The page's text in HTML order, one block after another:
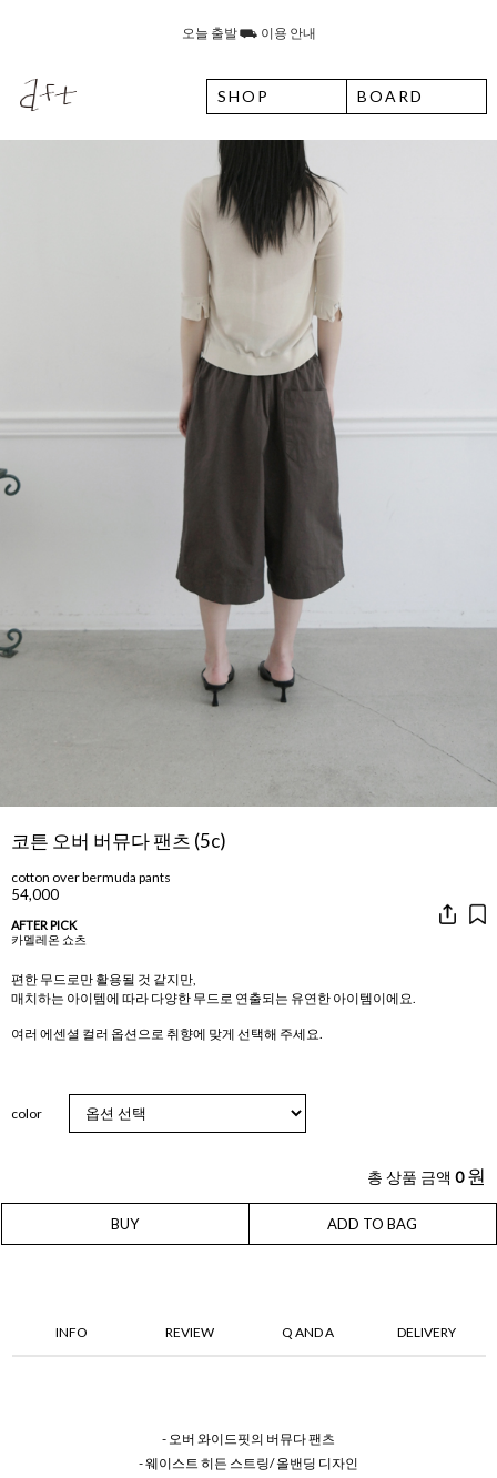
SHOP BOARD
코튼 오버 버뮤다 팬츠 (5c)
cotton over bermuda pants
54,000
AFTER PICK
카멜레온 쇼츠
편한 무드로만 활용될 것 같지만,
매치하는 아이템에 따라 다양한 무드로 연출되는 유연한 아이템이에요.
여러 에센셜 컬러 옵션으로 취향에 맞게 선택해 주세요.
color
총 상품 금액 0 원
BUY ADD TO BAG
INFO REVIEW Q AND A DELIVERY
- 오버 와이드핏의 버뮤다 팬츠
- 웨이스트 히든 스트링/ 올밴딩 디자인